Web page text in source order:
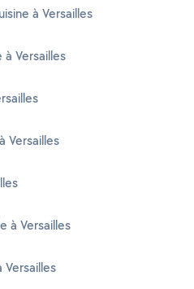
à Versailles
Versailles
Versailles
à Versailles